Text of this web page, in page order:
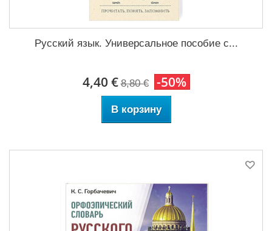
Русский язык. Универсальное пособие с...
4,40 € 8,80 € -50%
В корзину